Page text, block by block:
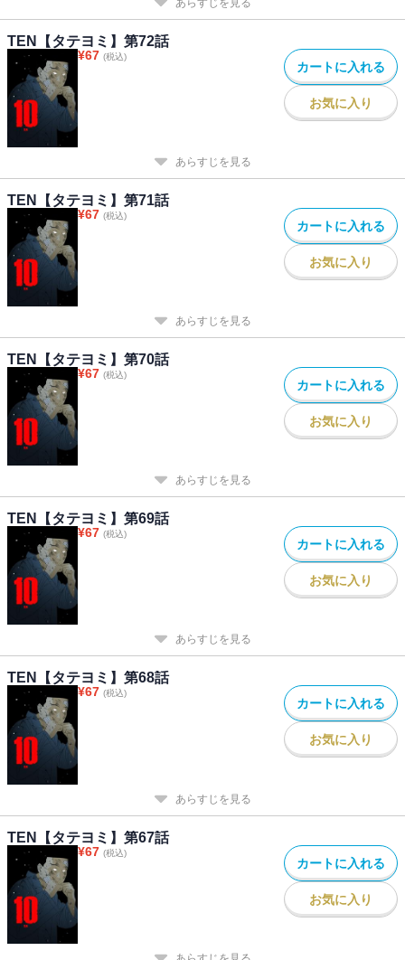
TEN【タテヨミ】第72話
¥67 (税込)
カートに入れる
お気に入り
あらすじを見る
TEN【タテヨミ】第71話
¥67 (税込)
カートに入れる
お気に入り
あらすじを見る
TEN【タテヨミ】第70話
¥67 (税込)
カートに入れる
お気に入り
あらすじを見る
TEN【タテヨミ】第69話
¥67 (税込)
カートに入れる
お気に入り
あらすじを見る
TEN【タテヨミ】第68話
¥67 (税込)
カートに入れる
お気に入り
あらすじを見る
TEN【タテヨミ】第67話
¥67 (税込)
カートに入れる
お気に入り